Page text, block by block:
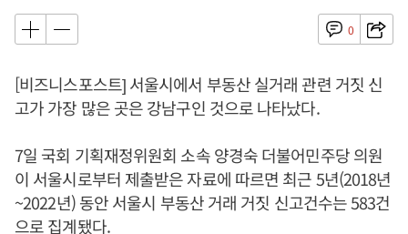
0
[비즈니스포스트] 서울시에서 부동산 실거래 관련 거짓 신
고가 가장 많은 곳은 강남구인 것으로 나타났다.
7일 국회 기획재정위원회 소속 양경숙 더불어민주당 의원
이 서울시로부터 제출받은 자료에 따르면 최근 5년(2018년
~2022년) 동안 서울시 부동산 거래 거짓 신고건수는 583건
으로 집계됐다.